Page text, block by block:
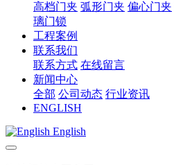
高档门夹 弧形门夹 偏心门夹
璃门锁
工程案例
联系我们
联系方式 在线留言
新闻中心
全部 公司动态 行业资讯
ENGLISH
English